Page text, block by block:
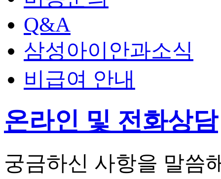
Q&A
삼성아이안과소식
비급여 안내
온라인 및 전화상담
궁금하신 사항을 말씀